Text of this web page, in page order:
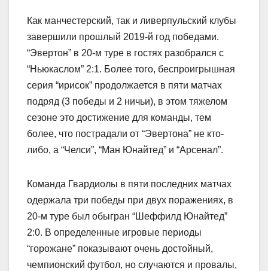
Как манчестерский, так и ливерпульский клубы
завершили прошлый 2019-й год победами.
“Эвертон” в 20-м туре в гостях разобрался с
“Ньюкаслом” 2:1. Более того, беспроигрышная
серия “ирисок” продолжается в пяти матчах
подряд (3 победы и 2 ничьи), в этом тяжелом
сезоне это достижение для команды, тем
более, что пострадали от “Эвертона” не кто-
либо, а “Челси”, “Ман Юнайтед” и “Арсенал”.
Команда Гвардиолы в пяти последних матчах
одержала три победы при двух поражениях, в
20-м туре был обыгран “Шеффилд Юнайтед”
2:0. В определенные игровые периоды
“горожане” показывают очень достойный,
чемпионский футбол, но случаются и провалы,